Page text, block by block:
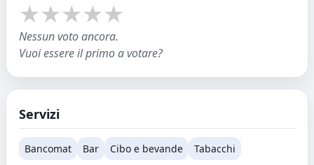
★★★★★
Nessun voto ancora.
Vuoi essere il primo a votare?
Servizi
Bancomat Bar Cibo e bevande
Tabacchi